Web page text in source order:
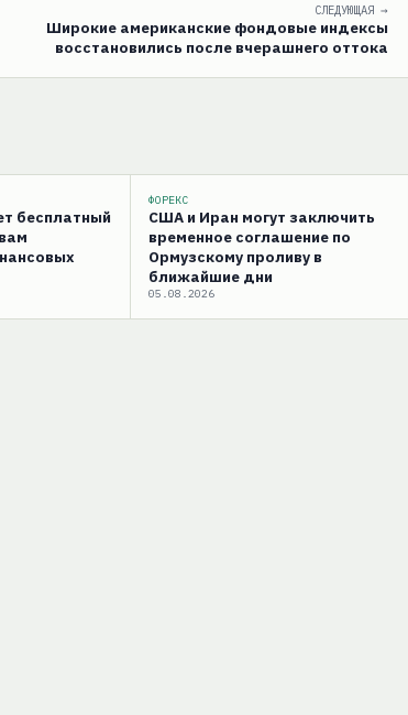
СЛЕДУЮЩАЯ →
Широкие американские фондовые индексы
восстановились после вчерашнего оттока
бесплатный
ФОРЕКС
США и Иран могут заключить
временное соглашение по
Ормузскому проливу в
ближайшие дни
05.08.2026